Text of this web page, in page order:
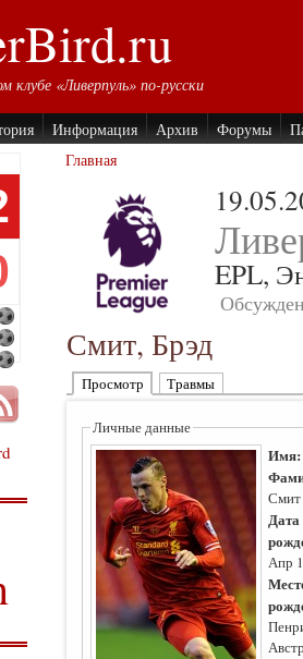
клубе «Ливерпуль» по-русски
Информация Архив Форумы
Главная
EPL,
Смит, Брэд
Просмотр Травмы
Личные данные
Смит
Дата
Апр